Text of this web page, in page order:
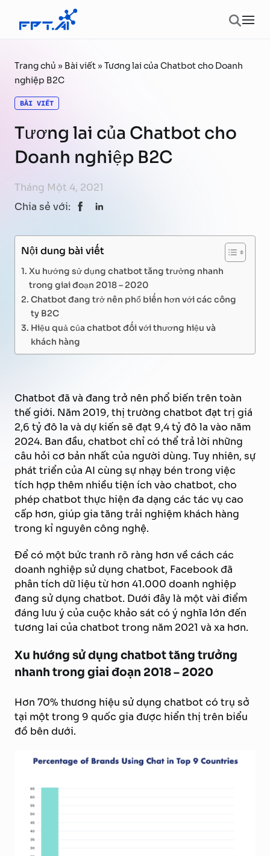
Chuyển đến phần nội dung
Trang chủ » Bài viết»Tương lai của Chatbot cho Doanh
nghiệp B2C
BÀI VIẾT
Tương lai của Chatbot cho
Doanh nghiệp B2C
Tháng Một 4, 2021
Chia sẻ với:
Nội dung bài viết
Xu hướng sử dụng chatbot tăng trưởng nhanh
trong giai đoạn 2018 – 2020
Chatbot đang trở nên phổ biến hơn với các công
ty B2C
Hiệu quả của chatbot đối với thương hiệu và
khách hàng
Chatbot đã và đang trở nên phổ biến trên toàn
thế giới. Năm 2019, thị trường chatbot đạt trị giá
2,6 tỷ đô la và dự kiến sẽ đạt 9,4 tỷ đô la vào năm
2024. Ban đầu, chatbot chỉ có thể trả lời những
câu hỏi cơ bản nhất của người dùng. Tuy nhiên, sự
phát triển của AI cùng sự nhạy bén trong việc
tích hợp thêm nhiều tiện ích vào chatbot, cho
phép chatbot thực hiện đa dạng các tác vụ cao
cấp hơn, giúp gia tăng trải nghiệm khách hàng
trong kỉ nguyên công nghệ.
Để có một bức tranh rõ ràng hơn về cách các
doanh nghiệp sử dụng chatbot, Facebook đã
phân tích dữ liệu từ hơn 41.000 doanh nghiệp
đang sử dụng chatbot. Dưới đây là một vài điểm
đáng lưu ý của cuộc khảo sát có ý nghĩa lớn đến
tương lai của chatbot trong năm 2021 và xa hơn.
Xu hướng sử dụng chatbot tăng trưởng
nhanh trong giai đoạn 2018 – 2020
Hơn 70% thương hiệu sử dụng chatbot có trụ sở
tại một trong 9 quốc gia được hiển thị trên biểu
đồ bên dưới.